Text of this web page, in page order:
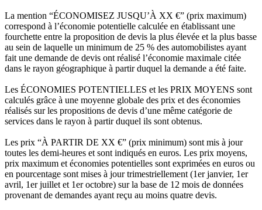
La mention “ÉCONOMISEZ JUSQU’À XX €” (prix maximum)
correspond à l’économie potentielle calculée en établissant une
fourchette entre la proposition de devis la plus élevée et la plus basse
au sein de laquelle un minimum de 25 % des automobilistes ayant
fait une demande de devis ont réalisé l’économie maximale citée
dans le rayon géographique à partir duquel la demande a été faite.
Les ÉCONOMIES POTENTIELLES et les PRIX MOYENS sont
calculés grâce à une moyenne globale des prix et des économies
réalisés sur les propositions de devis d’une même catégorie de
services dans le rayon à partir duquel ils sont obtenus.
Les prix “À PARTIR DE XX €” (prix minimum) sont mis à jour
toutes les demi-heures et sont indiqués en euros. Les prix moyens,
prix maximum et économies potentielles sont exprimées en euros ou
en pourcentage sont mises à jour trimestriellement (1er janvier, 1er
avril, 1er juillet et 1er octobre) sur la base de 12 mois de données
provenant de demandes ayant reçu au moins quatre devis.